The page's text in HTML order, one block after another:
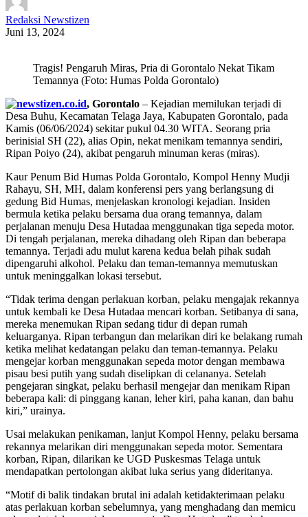
Redaksi Newstizen
Juni 13, 2024
Tragis! Pengaruh Miras, Pria di Gorontalo Nekat Tikam
Temannya (Foto: Humas Polda Gorontalo)
, Gorontalo – Kejadian memilukan terjadi di
Desa Buhu, Kecamatan Telaga Jaya, Kabupaten Gorontalo, pada
Kamis (06/06/2024) sekitar pukul 04.30 WITA. Seorang pria
berinisial SH (22), alias Opin, nekat menikam temannya sendiri,
Ripan Poiyo (24), akibat pengaruh minuman keras (miras).
Kaur Penum Bid Humas Polda Gorontalo, Kompol Henny Mudji
Rahayu, SH, MH, dalam konferensi pers yang berlangsung di
gedung Bid Humas, menjelaskan kronologi kejadian. Insiden
bermula ketika pelaku bersama dua orang temannya, dalam
perjalanan menuju Desa Hutadaa menggunakan tiga sepeda motor.
Di tengah perjalanan, mereka dihadang oleh Ripan dan beberapa
temannya. Terjadi adu mulut karena kedua belah pihak sudah
dipengaruhi alkohol. Pelaku dan teman-temannya memutuskan
untuk meninggalkan lokasi tersebut.
“Tidak terima dengan perlakuan korban, pelaku mengajak rekannya
untuk kembali ke Desa Hutadaa mencari korban. Setibanya di sana,
mereka menemukan Ripan sedang tidur di depan rumah
keluarganya. Ripan terbangun dan melarikan diri ke belakang rumah
ketika melihat kedatangan pelaku dan teman-temannya. Pelaku
mengejar korban menggunakan sepeda motor dengan membawa
pisau besi putih yang sudah diselipkan di celananya. Setelah
pengejaran singkat, pelaku berhasil mengejar dan menikam Ripan
beberapa kali: di pinggang kanan, leher kiri, paha kanan, dan bahu
kiri,” urainya.
Usai melakukan penikaman, lanjut Kompol Henny, pelaku bersama
rekannya melarikan diri menggunakan sepeda motor. Sementara
korban, Ripan, dilarikan ke UGD Puskesmas Telaga untuk
mendapatkan pertolongan akibat luka serius yang dideritanya.
“Motif di balik tindakan brutal ini adalah ketidakterimaan pelaku
atas perlakuan korban sebelumnya, yang menghadang dan memicu